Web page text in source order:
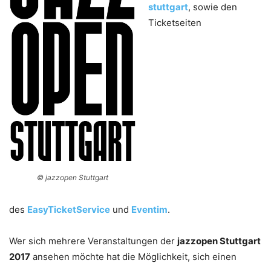
© jazzopen Stuttgart
stuttgart, sowie den
Ticketseiten
des EasyTicketService und Eventim.
Wer sich mehrere Veranstaltungen der jazzopen Stuttgart
2017 ansehen möchte hat die Möglichkeit, sich einen